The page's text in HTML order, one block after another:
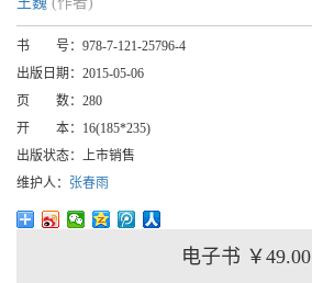
书 号： 978-7-121-25796-4
出版日期： 2015-05-06
页 数： 280
开 本： 16(185*235)
出版状态： 上市销售
维护人： 张春雨
电子书 ￥49.00